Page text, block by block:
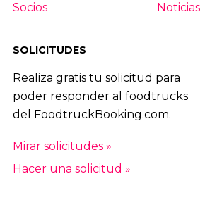
Socios
Noticias
SOLICITUDES
Realiza gratis tu solicitud para
poder responder al foodtrucks
del FoodtruckBooking.com.
Mirar solicitudes »
Hacer una solicitud »